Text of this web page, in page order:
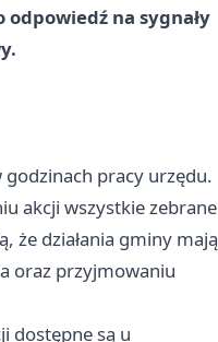
na sygnały
godzinach pracy urzędu.
akcji wszystkie zebrane
że działania gminy mają
oraz przyjmowaniu
dostępne są u